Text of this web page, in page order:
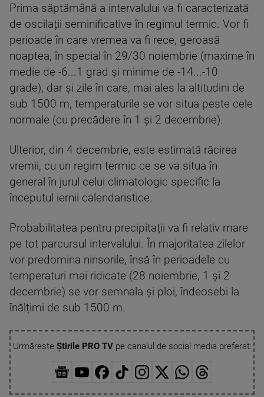
Prima săptămână a intervalului va fi caracterizată
de oscilații seminificative în regimul termic. Vor fi
perioade în care vremea va fi rece, geroasă
noaptea, în special în 29/30 noiembrie (maxime în
medie de -6...1 grad și minime de -14...-10
grade), dar și zile în care, mai ales la altitudini de
sub 1500 m, temperaturile se vor situa peste cele
normale (cu precădere în 1 și 2 decembrie).
Ulterior, din 4 decembrie, este estimată răcirea
vremii, cu un regim termic ce se va situa în
general în jurul celui climatologic specific la
începutul iernii calendaristice.
Probabilitatea pentru precipitații va fi relativ mare
pe tot parcursul intervalului. În majoritatea zilelor
vor predomina ninsorile, însă în perioadele cu
temperaturi mai ridicate (28 noiembrie, 1 și 2
decembrie) se vor semnala și ploi, îndeosebi la
înălțimi de sub 1500 m.
Urmărește Știrile PRO TVpe canalul de social media preferat: